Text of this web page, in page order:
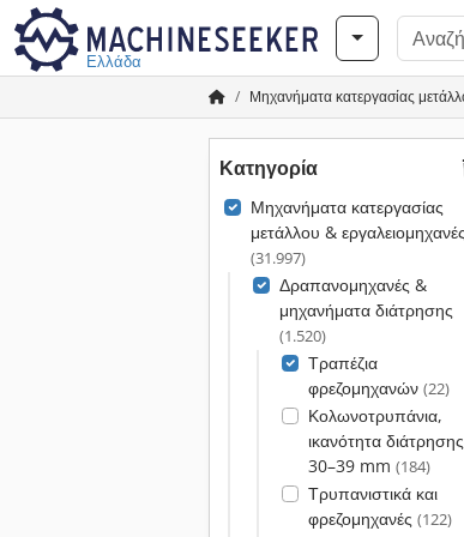
Ελλάδα
Μηχανήματα κατεργασίας
Κατηγορία
Μηχανήματα κατεργασίας
μετάλλου & εργαλειομηχανές
(31.997)
Δραπανομηχανές &
μηχανήματα διάτρησης
(1.520)
Τραπέζια
φρεζομηχανών (22)
Κολωνοτρυπάνια,
ικανότητα διάτρησης
30–39 mm (184)
Τρυπανιστικά και
φρεζομηχανές (122)